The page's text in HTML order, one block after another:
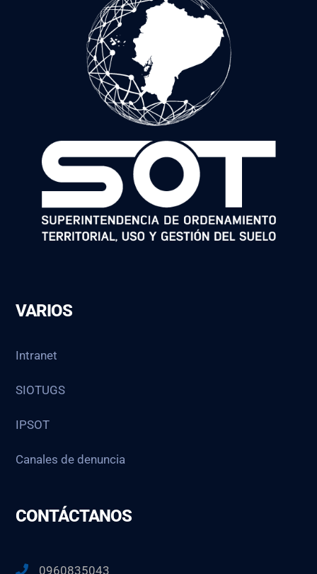
VARIOS
Intranet
SIOTUGS
IPSOT
Canales de denuncia
CONTÁCTANOS
0960835043